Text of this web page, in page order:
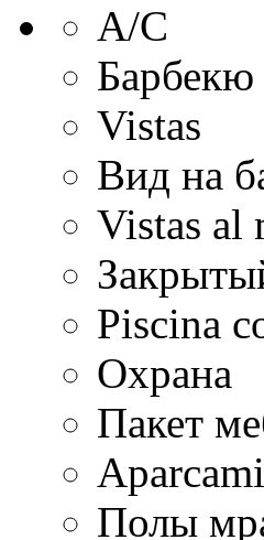
А/С
Барбекю
Vistas
Вид на
Vistas al
Piscina
Охрана
Пакет
Полы